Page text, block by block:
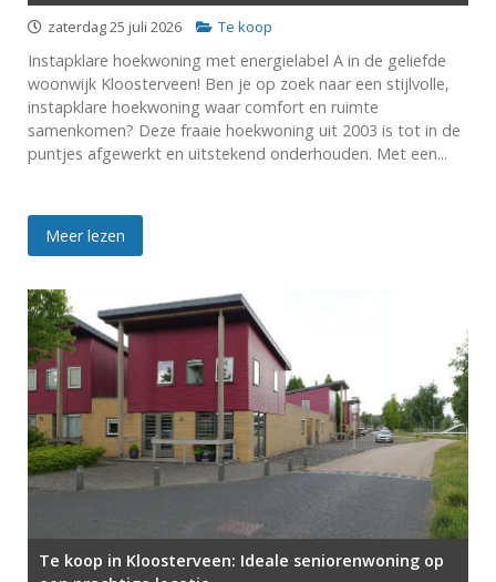
zaterdag 25 juli 2026 Te koop
Instapklare hoekwoning met energielabel A in de geliefde
woonwijk Kloosterveen! Ben je op zoek naar een stijlvolle,
instapklare hoekwoning waar comfort en ruimte
samenkomen? Deze fraaie hoekwoning uit 2003 is tot in de
puntjes afgewerkt en uitstekend onderhouden. Met een...
Meer lezen
Te koop in Kloosterveen: Ideale seniorenwoning op